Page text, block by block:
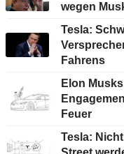
wegen
Tesla:
Fahrens
Elon
Feuer
Tesla: Nicht